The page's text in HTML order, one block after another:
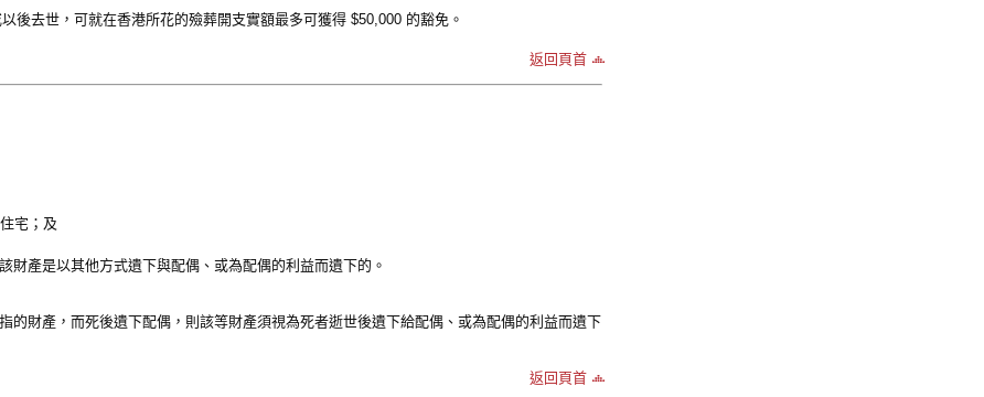
後去世，可就在香港所花的殮葬開支實額最多可獲得 $50,000 的豁免。
返回頁首
宅；及
財產是以其他方式遺下與配偶、或為配偶的利益而遺下的。
的財產，而死後遺下配偶，則該等財產須視為死者逝世後遺下給配偶、或為配偶的利益而遺下
返回頁首